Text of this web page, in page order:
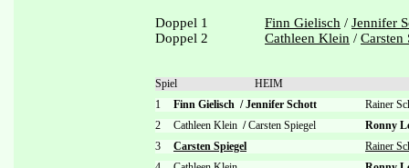
Doppel 1 Finn Gielisch / Jennifer
Doppel 2
Cathleen Klein / Carsten
Spiel
HEIM
1
Finn Gielisch /Jennifer Schott
Rainer
2
Cathleen Klein /Carsten Spiegel
Ronny
3
Carsten Spiegel
Rainer